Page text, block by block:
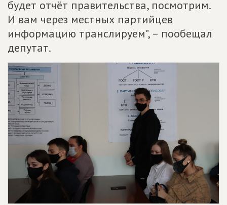
будет отчёт правительства, посмотрим.
И вам через местных партийцев
информацию транслируем", – пообещал
депутат.